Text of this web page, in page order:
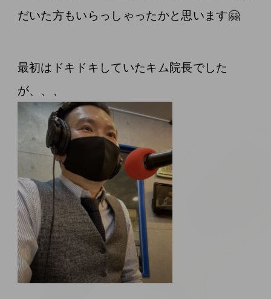
だいた方もいらっしゃったかと思います🤗
最初はドキドキしていたキム院長でした
が、、、